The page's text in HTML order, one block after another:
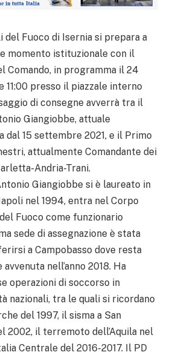
del Fuoco di Isernia si prepara a
momento istituzionale con il
Comando, in programma il 24
11:00 presso il piazzale interno
di consegne avverrà tra il
Giangiobbe, attuale
dal 15 settembre 2021, e il Primo
attualmente Comandante dei
Andria-Trani.
Giangiobbe si è laureato in
nel 1994, entra nel Corpo
Fuoco come funzionario
sede di assegnazione è stata
a Campobasso dove resta
nell’anno 2018. Ha
operazioni di soccorso in
nazionali, tra le quali si ricordano
del 1997, il sisma a San
2002, il terremoto dell’Aquila nel
Centrale del 2016-2017. Il PD